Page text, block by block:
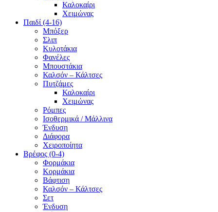
Καλοκαίρι
Χειμώνας
Παιδί (4-16)
Μπόξερ
Σλιπ
Κυλοτάκια
Φανέλες
Μπουστάκια
Καλσόν – Κάλτσες
Πυτζάμες
Καλοκαίρι
Χειμώνας
Ρόμπες
Ισοθερμικά / Μάλλινα
Ένδυση
Διάφορα
Χειροποίητα
Βρέφος (0-4)
Φορμάκια
Κορμάκια
Βάφτιση
Καλσόν – Κάλτσες
Σετ
Ένδυση